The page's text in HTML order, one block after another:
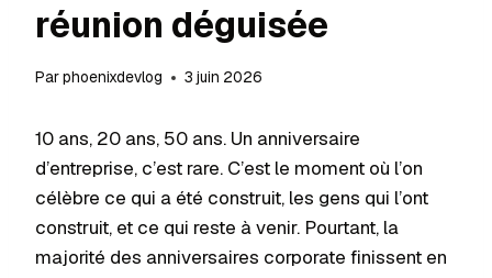
réunion déguisée
Parphoenixdevlog 3 juin 2026
10 ans, 20 ans, 50 ans. Un anniversaire
d’entreprise, c’est rare. C’est le moment où l’on
célèbre ce qui a été construit, les gens qui l’ont
construit, et ce qui reste à venir. Pourtant, la
majorité des anniversaires corporate finissent en